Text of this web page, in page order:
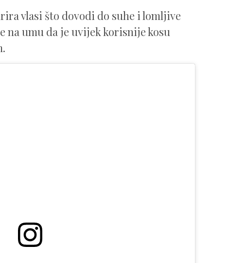
vlasi što dovodi do suhe i lomljive
na umu da je uvijek korisnije kosu